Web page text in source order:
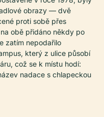
obrazy — dvě
proti sobě přes
obě přidáno někdy po
zatím nepodařilo
který z ulice působí
což se k místu hodí:
nadace s chlapeckou